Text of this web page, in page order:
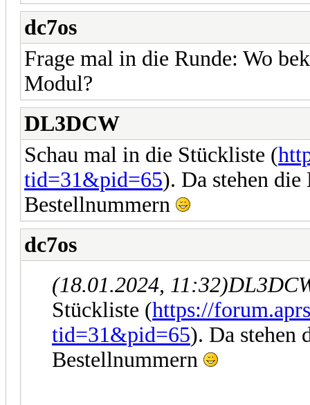
dc7os
Frage mal in die Runde: Wo
Modul?
DL3DCW
Schau mal in die Stückliste (
tid=31&pid=65). Da stehen
Bestellnummern
dc7os
(18.01.2024, 11:32)
Stückliste (https://
tid=31&pid=65). Da stehen
Bestellnummern